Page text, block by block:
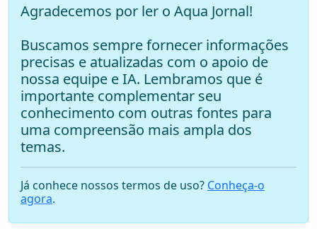
Agradecemos por ler o Aqua Jornal!
Buscamos sempre fornecer informações
precisas e atualizadas com o apoio de
nossa equipe e IA. Lembramos que é
importante complementar seu
conhecimento com outras fontes para
uma compreensão mais ampla dos
temas.
Já conhece nossos termos de uso? Conheça-o
agora.